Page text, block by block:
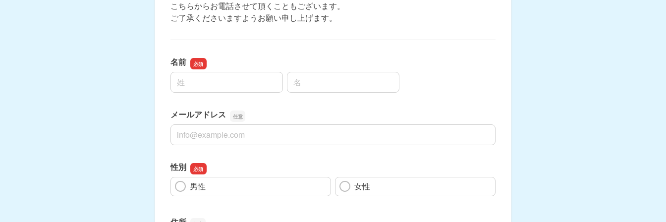
こちらからお電話させて頂くこともございます。
ご了承くださいますようお願い申し上げます。
名前
名前の姓
名前の名
メールアドレス
メールアドレス
性別
男性
女性